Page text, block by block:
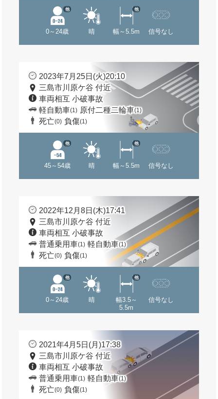
0～24歳
他
晴 幅～5.5m
他
信号なし
2023年7月25日(火)20:10
三島市川原ケ谷 付近
車両相互 小破事故
軽自動車(1) 原付二種二輪車(1)
死亡(0) 負傷(1)
45～54歳
他
晴 幅～5.5m
他
信号なし
2022年12月8日(木)17:41
三島市川原ケ谷 付近
車両相互 小破事故
普通乗用車(1) 軽自動車(1)
死亡(0) 負傷(1)
0～24歳
他
晴
幅3.5～
5.5m
他
信号なし
2021年4月5日(月)17:38
三島市川原ケ谷 付近
車両相互 小破事故
普通乗用車(1) 軽自動車(1)
死亡(0) 負傷(1)